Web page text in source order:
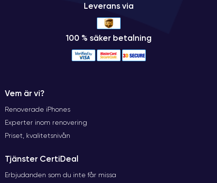
Leverans via
100 % säker betalning
Vem är vi?
Renoverade iPhones
Experter inom renovering
Priset, kvalitetsnivån
Tjänster CertiDeal
Erbjudanden som du inte får missa